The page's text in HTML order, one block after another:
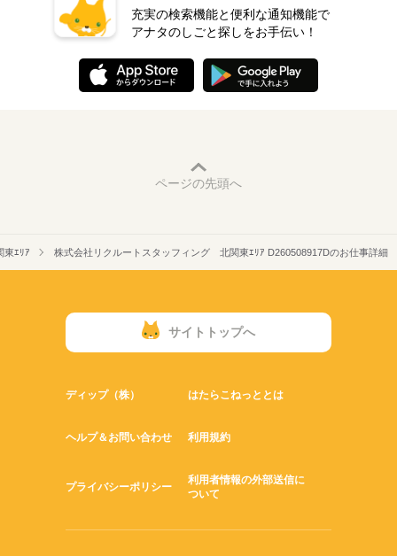
充実の検索機能と便利な通知機能で
アナタのしごと探しをお手伝い！
ページの先頭へ
東ｴﾘｱ 株式会社リクルートスタッフィング 北関東ｴﾘｱ D260508917Dのお仕事詳細
サイトトップへ
ディップ（株） はたらこねっととは
ヘルプ＆お問い合わせ 利用規約
プライバシーポリシー
利用者情報の外部送信に
ついて